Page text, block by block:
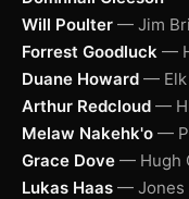
Will Poulter — Jim
Forrest Goodluck —
Duane Howard — Elk
Arthur Redcloud —
Melaw Nakehk'o —
Grace Dove — Hugh
Lukas Haas — Jones